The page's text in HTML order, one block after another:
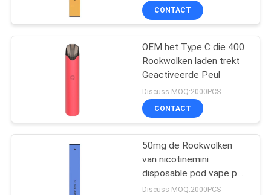
KWALITEITSCONTROLE
VERZOEK
SITEMAP
CONTACT
OEM het Type C die 400
Rookwolken laden trekt
Geactiveerde Peul
Discuss MOQ:2000PCS
CONTACT
50mg de Rookwolken
van nicotinemini
disposable pod vape pen
1.2ml 300
Discuss MOQ:2000PCS